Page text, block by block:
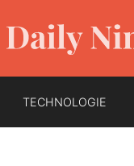
TECHNOLOGIE